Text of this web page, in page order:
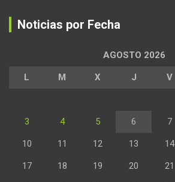
Noticias por Fecha
AGOSTO 2026
L M X J V
3 4 5 6 7
10 11 12 13 14
17 18 19 20 21